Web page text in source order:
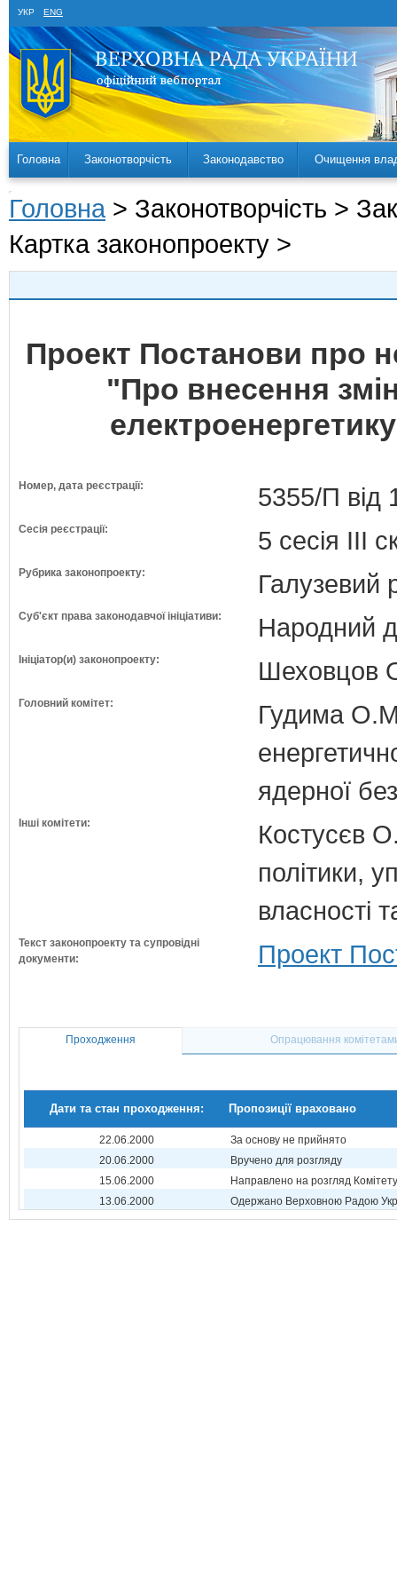
УКР ENG
Головна Законотворчість Законодавство Очищення
Головна > Законотворчість >
Картка законопроекту >
Проект Постанови про
"Про внесення
Номер, дата реєстрації: 5355/П від
Сесія реєстрації: 5 сесія III
Рубрика законопроекту: Галузевий
Суб'єкт права законодавчої ініціативи: Народний
Ініціатор(и) законопроекту: Шеховцов
Головний комітет:
Гудима
ядерної
Інші комітети:
Костусєв
політики,
власності
Текст законопроекту та супровідні
документи:
Проект
Проходження Опрацювання
Дати та стан проходження: Пропозиції враховано
22.06.2000
За основу не прийнято
20.06.2000
Вручено для розгляду
15.06.2000
Направлено на розгляд Комітету
13.06.2000
Одержано Верховною Радою